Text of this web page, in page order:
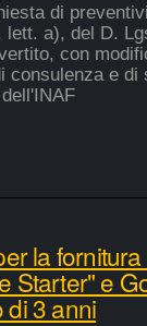
di
a), del D.
con
consulenza e
la
Starter" e
di 3 anni